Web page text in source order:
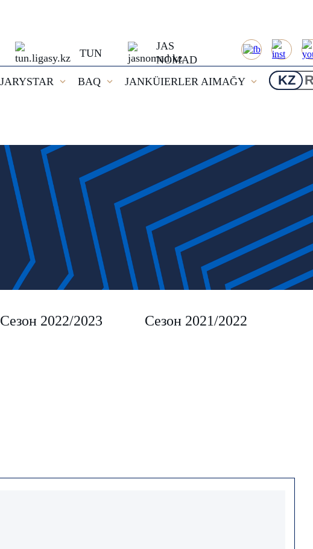
TUN
JAS
NOMAD
JARYSTAR BAQ JANKÜIERLER AIMAĞY KZ
Сезон 2022/2023 Сезон 2021/2022